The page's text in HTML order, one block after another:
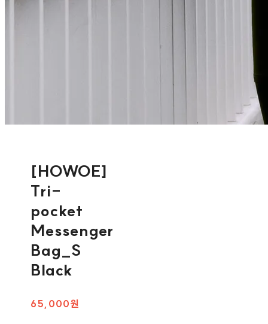
[HOWOE]
Tri-
pocket
Messenger
Bag_S
Black
65,000원